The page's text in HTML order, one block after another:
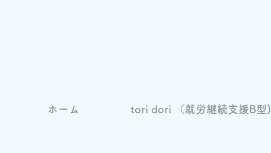
ホーム tori dori （就労継続支援B型)